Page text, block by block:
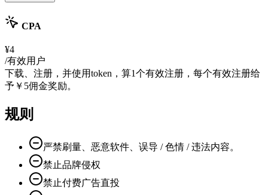
CPA
¥4
/有效用户
下载、注册，并使用token，算1个有效注册，每个有效注册给
予￥5佣金奖励。
规则
严禁刷量、恶意软件、误导 / 色情 / 违法内容。
禁止品牌侵权
禁止付费广告直投